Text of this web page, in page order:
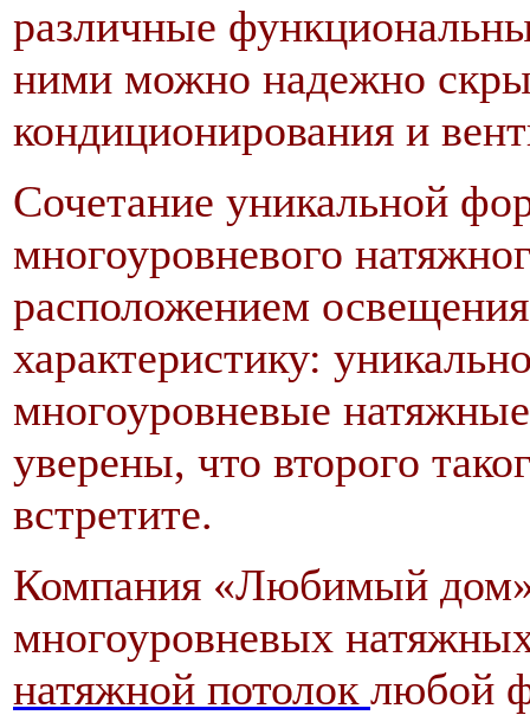
различные
ними можно надежно
кондиционирования и
Сочетание уникальной
многоуровневого
расположением
характеристику:
многоуровневые
уверены, что второго
встретите.
Компания «Любимый дом»
многоуровневых
натяжной потолок любой